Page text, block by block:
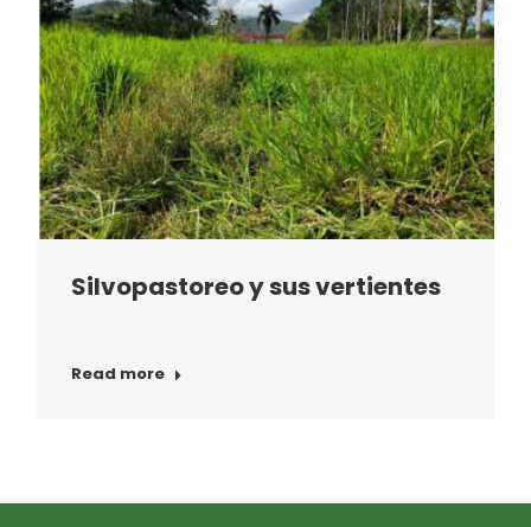
Silvopastoreo y sus vertientes
Read more